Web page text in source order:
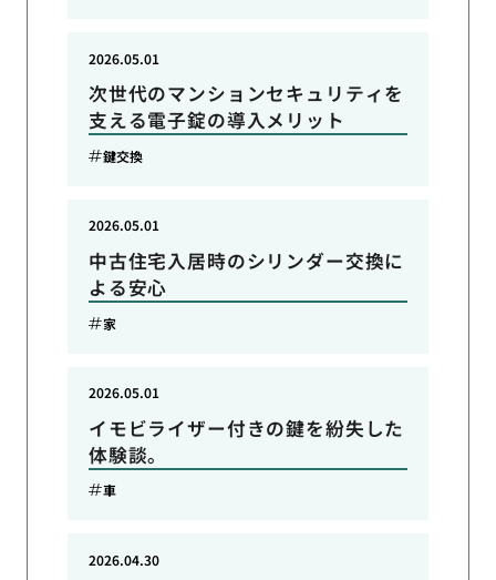
次世代のマンションセキュリティを
支える電子錠の導入メリット
2026.05.01
鍵交換
中古住宅入居時のシリンダー交換に
よる安心
2026.05.01
家
イモビライザー付きの鍵を紛失した
体験談。
2026.05.01
車
2026.04.30